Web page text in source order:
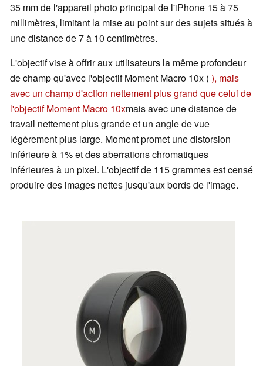
35 mm de l'appareil photo principal de l'iPhone 15 à 75
millimètres, limitant la mise au point sur des sujets situés à
une distance de 7 à 10 centimètres.
L'objectif vise à offrir aux utilisateurs la même profondeur
de champ qu'avec l'objectif Moment Macro 10x (), mais
avec un champ d'action nettement plus grand que celui de
l'objectif Moment Macro 10xmais avec une distance de
travail nettement plus grande et un angle de vue
légèrement plus large. Moment promet une distorsion
inférieure à 1% et des aberrations chromatiques
inférieures à un pixel. L'objectif de 115 grammes est censé
produire des images nettes jusqu'aux bords de l'image.